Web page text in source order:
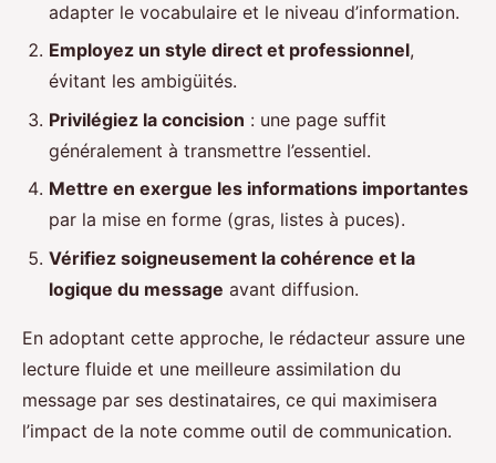
adapter le vocabulaire et le niveau d’information.
Employez un style direct et professionnel,
évitant les ambigüités.
Privilégiez la concision : une page suffit
généralement à transmettre l’essentiel.
Mettre en exergue les informations importantes
par la mise en forme (gras, listes à puces).
Vérifiez soigneusement la cohérence et la
logique du message avant diffusion.
En adoptant cette approche, le rédacteur assure une
lecture fluide et une meilleure assimilation du
message par ses destinataires, ce qui maximisera
l’impact de la note comme outil de communication.